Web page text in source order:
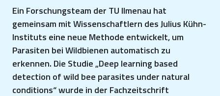
Ein Forschungsteam der TU Ilmenau hat
gemeinsam mit Wissenschaftlern des Julius Kühn-
Instituts eine neue Methode entwickelt, um
Parasiten bei Wildbienen automatisch zu
erkennen. Die Studie „Deep learning based
detection of wild bee parasites under natural
conditions“ wurde in der Fachzeitschrift